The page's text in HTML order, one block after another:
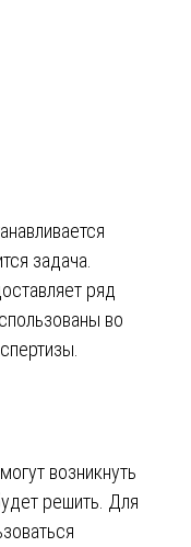
задача.
ряд
во
возникнуть
решить. Для